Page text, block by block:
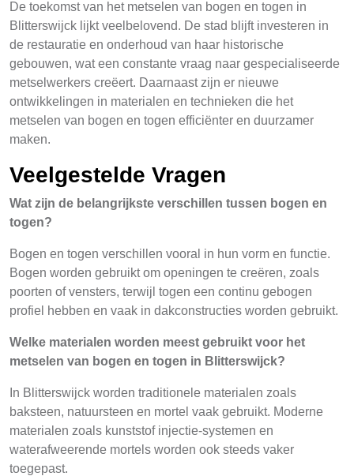
De toekomst van het metselen van bogen en togen in
Blitterswijck lijkt veelbelovend. De stad blijft investeren in
de restauratie en onderhoud van haar historische
gebouwen, wat een constante vraag naar gespecialiseerde
metselwerkers creëert. Daarnaast zijn er nieuwe
ontwikkelingen in materialen en technieken die het
metselen van bogen en togen efficiënter en duurzamer
maken.
Veelgestelde Vragen
Wat zijn de belangrijkste verschillen tussen bogen en
togen?
Bogen en togen verschillen vooral in hun vorm en functie.
Bogen worden gebruikt om openingen te creëren, zoals
poorten of vensters, terwijl togen een continu gebogen
profiel hebben en vaak in dakconstructies worden gebruikt.
Welke materialen worden meest gebruikt voor het
metselen van bogen en togen in Blitterswijck?
In Blitterswijck worden traditionele materialen zoals
baksteen, natuursteen en mortel vaak gebruikt. Moderne
materialen zoals kunststof injectie-systemen en
waterafweerende mortels worden ook steeds vaker
toegepast.